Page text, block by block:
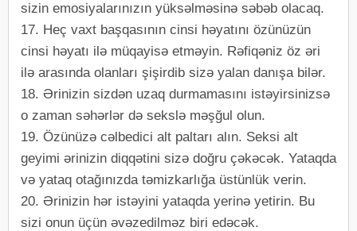
sizin emosiyalarınızın yüksəlməsinə səbəb olacaq.
17. Heç vaxt başqasının cinsi həyatını özünüzün
cinsi həyatı ilə müqayisə etməyin. Rəfiqəniz öz əri
ilə arasında olanları şişirdib sizə yalan danışa bilər.
18. Ərinizin sizdən uzaq durmamasını istəyirsinizsə
o zaman səhərlər də sekslə məşğul olun.
19. Özünüzə cəlbedici alt paltarı alın. Seksi alt
geyimi ərinizin diqqətini sizə doğru çəkəcək. Yataqda
və yataq otağınızda təmizkarlığa üstünlük verin.
20. Ərinizin hər istəyini yataqda yerinə yetirin. Bu
sizi onun üçün əvəzedilməz biri edəcək.